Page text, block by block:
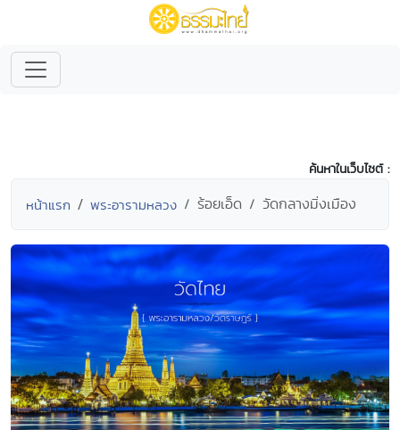
ค้นหาในเว็บไซต์ :
หน้าแรก พระอารามหลวง ร้อยเอ็ด วัดกลางมิ่งเมือง